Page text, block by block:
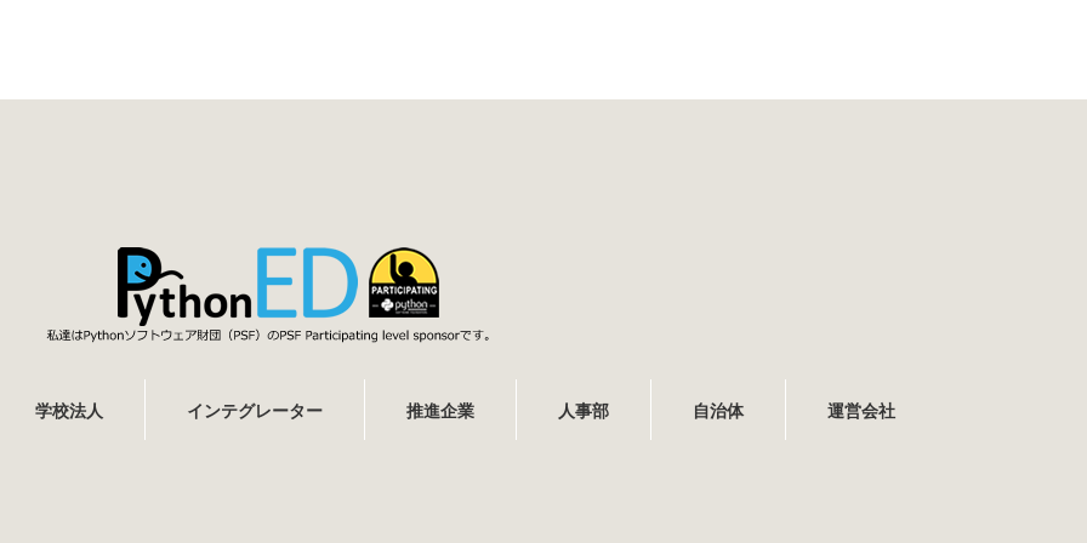
学校法人 インテグレーター 推進企業 人事部 自治体 運営会社